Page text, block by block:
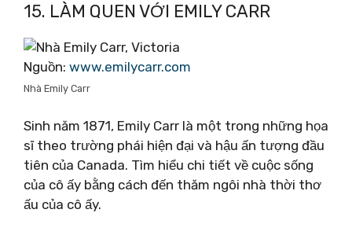
15. LÀM QUEN VỚI EMILY CARR
Nguồn: www.emilycarr.com
Nhà Emily Carr
Sinh năm 1871, Emily Carr là một trong những họa
sĩ theo trường phái hiện đại và hậu ấn tượng đầu
tiên của Canada. Tìm hiểu chi tiết về cuộc sống
của cô ấy bằng cách đến thăm ngôi nhà thời thơ
ấu của cô ấy.